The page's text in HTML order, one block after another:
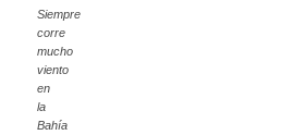
Siempre
corre
mucho
viento
en
la
Bahía